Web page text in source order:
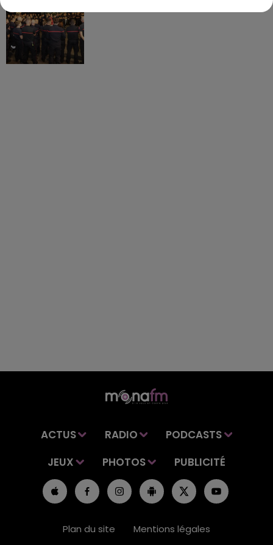
ACTUS RADIO
PODCASTS
JEUX
PHOTOS PUBLICITÉ
Plan du site Mentions légales